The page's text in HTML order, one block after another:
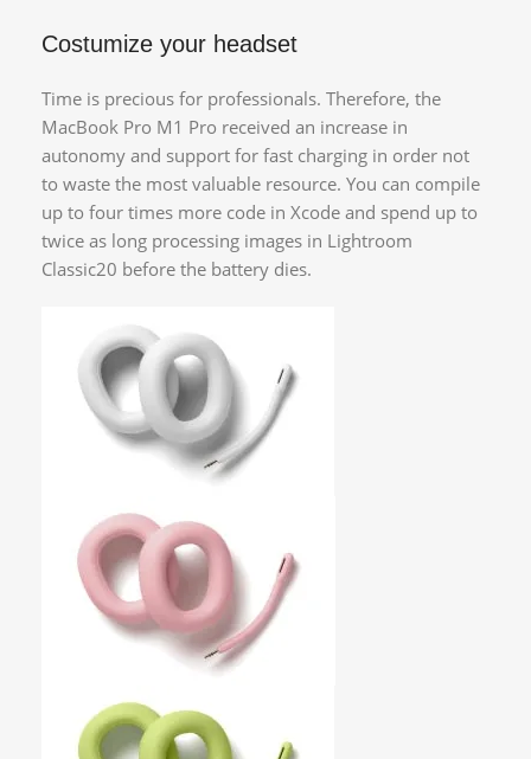
Costumize your headset
Time is precious for professionals. Therefore, the
MacBook Pro M1 Pro received an increase in
autonomy and support for fast charging in order not
to waste the most valuable resource. You can compile
up to four times more code in Xcode and spend up to
twice as long processing images in Lightroom
Classic20 before the battery dies.